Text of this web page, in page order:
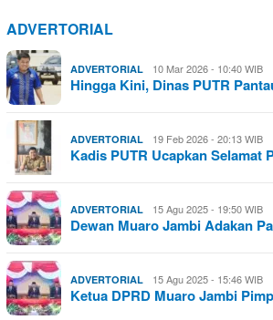
ADVERTORIAL
ADVERTORIAL 10 Mar 2026 - 10:40 WIB
Hingga Kini, Dinas PUTR
ADVERTORIAL 19 Feb 2026 - 20:13 WIB
Kadis PUTR Ucapkan Selamat
ADVERTORIAL 15 Agu 2025 - 19:50 WIB
Dewan Muaro Jambi Adakan
ADVERTORIAL 15 Agu 2025 - 15:46 WIB
Ketua DPRD Muaro Jambi